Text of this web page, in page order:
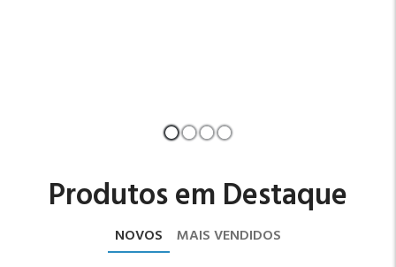
Produtos em Destaque
NOVOS MAIS VENDIDOS